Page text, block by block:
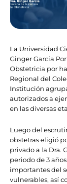
La Universidad
Ginger García
Obstetricia por
Regional del
Institución
autorizados a
en las diversas
Luego del
obstetras eligió
privado a la Dra.
periodo de 3
importantes del
vulnerables, así